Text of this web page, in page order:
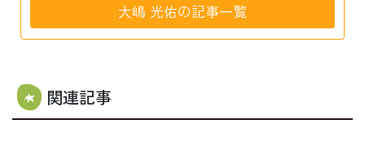
大嶋 光佑の記事一覧
関連記事